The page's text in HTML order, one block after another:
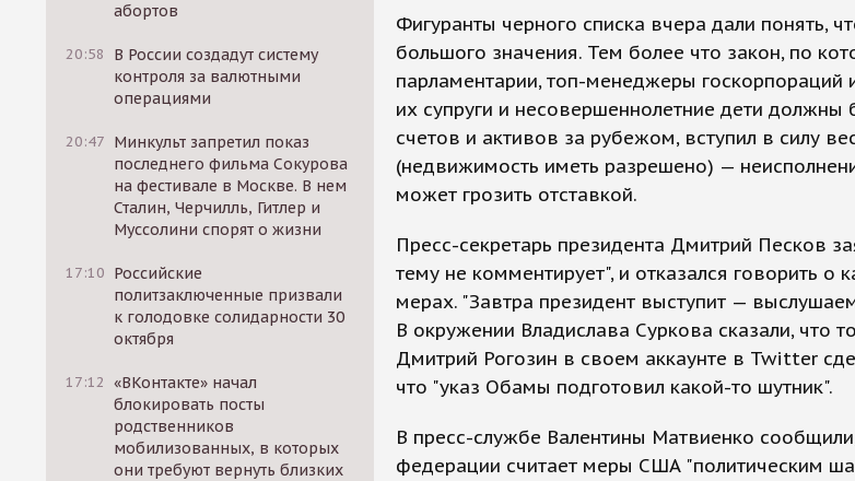
абортов
20:58
В России создадут систему
контроля за валютными
операциями
20:47 Минкульт запретил показ
последнего фильма Сокурова
на фестивале в Москве. В нем
Сталин, Черчилль, Гитлер и
Муссолини спорят о жизни
17:10 Российские
политзаключенные призвали
к голодовке солидарности 30
октября
17:12 «ВКонтакте» начал
блокировать посты
родственников
мобилизованных, в которых
они требуют вернуть близких
Фигуранты черного списка вчера дали понять,
большого значения. Тем более что закон, по
парламентарии, топ-менеджеры госкорпораций
их супруги и несовершеннолетние дети должны
счетов и активов за рубежом, вступил в силу
(недвижимость иметь разрешено) —
может грозить отставкой.
Пресс-секретарь президента Дмитрий Песков
тему не комментирует", и отказался говорить о
мерах. "Завтра президент выступит —
В окружении Владислава Суркова сказали, что
Дмитрий Рогозин в своем аккаунте в Twitter
что "указ Обамы подготовил какой-то шутник".
В пресс-службе Валентины Матвиенко
федерации считает меры США "политическим